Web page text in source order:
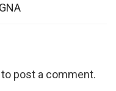
to post a comment.